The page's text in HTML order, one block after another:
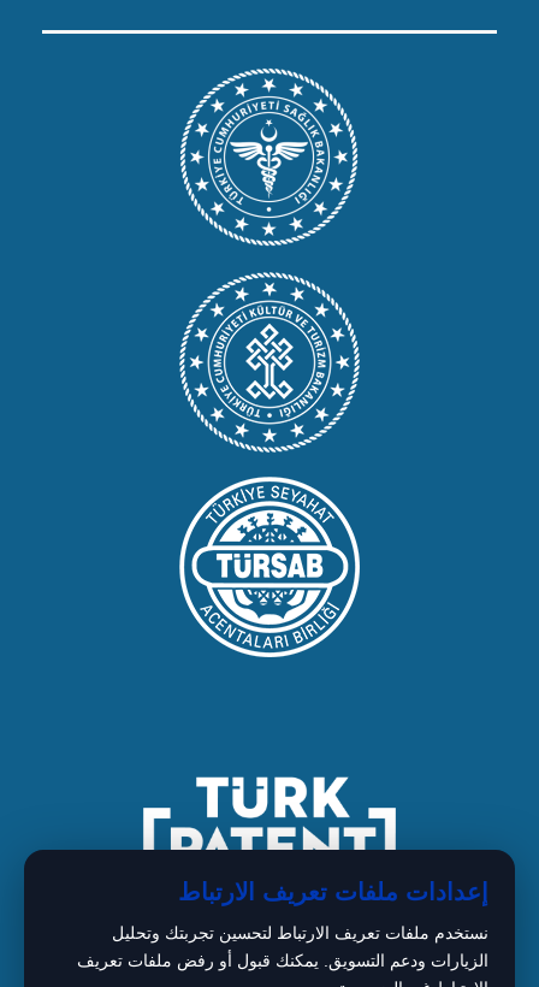
إعدادات ملفات تعريف الارتباط
نستخدم ملفات تعريف الارتباط لتحسين تجربتك وتحليل
الزيارات ودعم التسويق. يمكنك قبول أو رفض ملفات تعريف